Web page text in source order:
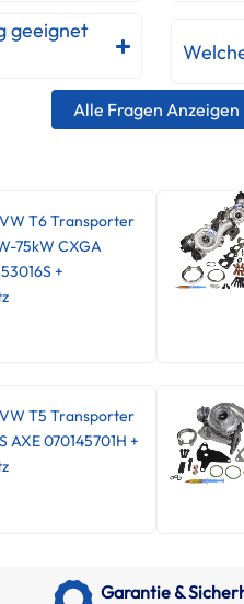
geeignet
Alle Fragen Anzeigen
T6 Transporter
75kW CXGA
+
T5 Transporter
AXE 070145701H +
Garantie &